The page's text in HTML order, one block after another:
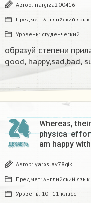
Автор: nargiza200416
Предмет: Английский язык
Уровень: студенческий
образуй степени
good, happy,sad,bad,
24
ДЕКАБРЬ
Whereas,
physical
am happy
Автор: yaroslav78qik
Предмет: Английский язык
Уровень: 10 - 11 класс